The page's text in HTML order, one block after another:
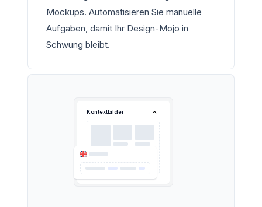
Mockups. Automatisieren Sie manuelle
Aufgaben, damit Ihr Design-Mojo in
Schwung bleibt.
Kontextbilder